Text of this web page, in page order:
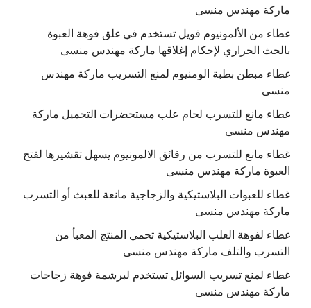
ماركة مهندس منسى
غطاء من الألمونيوم فويل تستخدم في غلق فوهة العبوة
بالحث الحراري لإحكام إغلاقها ماركة مهندس منسى
غطاء مبطن بطبة الومنيوم لمنع التسريب ماركة مهندس
منسى
غطاء مانع للتسرب لحام علب مستحضرات التجميل ماركة
مهندس منسى
غطاء مانع للتسرب من رقائق الالمونيوم يسهل تقشيرها لفتح
العبوة ماركة مهندس منسى
غطاء للعبوات البلاستيكية والزجاجية مانعة للعبث أو التسرب
ماركة مهندس منسى
غطاء لفوهة العلب البلاستيكية تحمي المنتج المعبأ من
التسرب والتلف ماركة مهندس منسى
غطاء لمنع تسريب السوائل تستخدم لبرشمة فوهة زجاجات
ماركة مهندس منسى